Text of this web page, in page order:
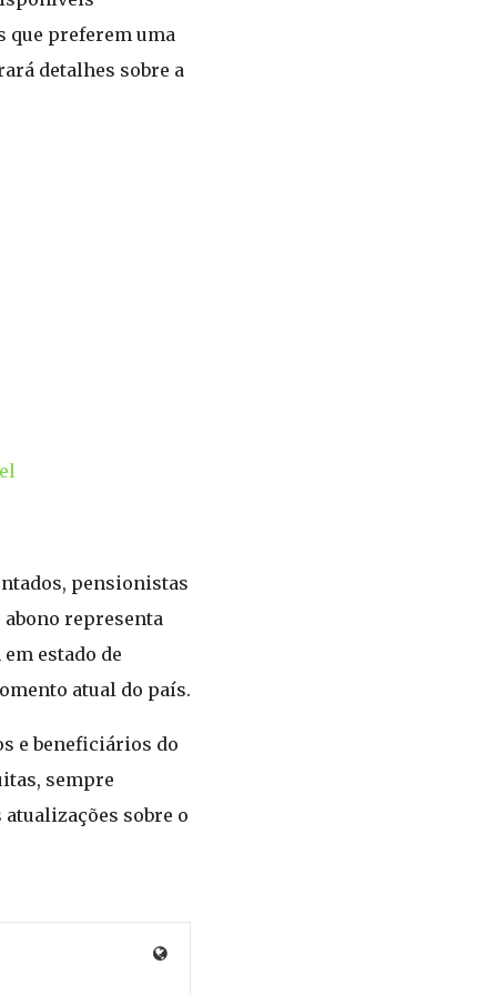
que preferem uma
detalhes sobre a
pensionistas
representa
estado de
atual do país.
e beneficiários do
sempre
sobre o